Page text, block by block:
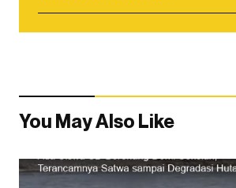
You May Also Like